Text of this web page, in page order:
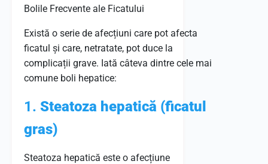
Bolile Frecvente ale Ficatului
Există o serie de afecțiuni care pot afecta
ficatul și care, netratate, pot duce la
complicații grave. Iată câteva dintre cele mai
comune boli hepatice:
1. Steatoza hepatică (ficatul
gras)
Steatoza hepatică este o afecțiune